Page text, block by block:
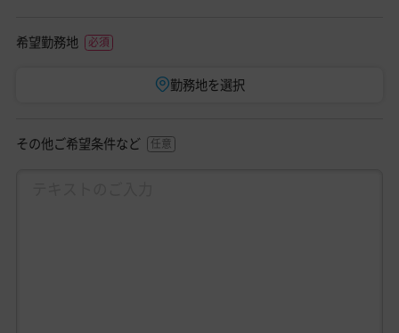
希望勤務地
勤務地を選択
その他ご希望条件など